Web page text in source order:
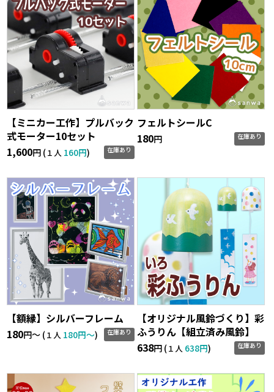
【ミニカー工作】プルバック
式モーター10セット
1,600円 (１人 160円) 在庫あり
フェルトシールC
180円 在庫あり
【額縁】シルバーフレーム
180円〜 (１人 180円〜) 在庫あり
【オリジナル風鈴づくり】彩
ふうりん【組立済み風鈴】
638円 (１人 638円) 在庫あり